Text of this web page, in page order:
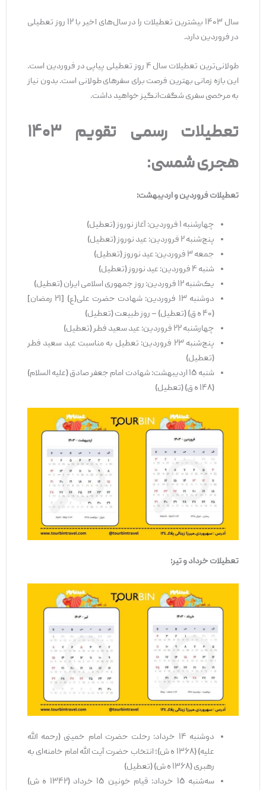
سال ۱۴۰۳ بیشترین تعطیلات را در سال‌های اخیر با ۱۲ روز تعطیلی
در فروردین دارد.
طولانی‌ترین تعطیلات سال ۴ روز تعطیلی پیاپی در فروردین است.
این بازه زمانی بهترین فرصت برای سفرهای طولانی است. بدون نیاز
به مرخصی سفری شگفت‌انگیز خواهید داشت.
تعطیلات رسمی تقویم ۱۴۰۳
هجری شمسی:
تعطیلات فروردین و اردیبهشت:
چهارشنبه ۱ فروردین: آغاز نوروز (تعطیل)
پنج‌شنبه ۲ فروردین: عید نوروز (تعطیل)
جمعه ۳ فروردین: عید نوروز (تعطیل)
شنبه ۴ فروردین: عید نوروز (تعطیل)
یک‌شنبه ۱۲ فروردین: روز جمهوری اسلامی ایران (تعطیل)
دوشنبه ۱۳ فروردین: شهادت حضرت علی(ع) [۲۱ رمضان]
چهارشنبه ۲۲ فروردین: عید سعید فطر (تعطیل)
پنج‌شنبه ۲۳ فروردین: تعطیل به مناسبت عید سعید فطر
(تعطیل)
شنبه ۱۵ اردیبهشت: شهادت امام جعفر صادق (علیه السلام)
تعطیلات خرداد و تیر:
دوشنبه ۱۴ خرداد: رحلت حضرت امام خمینی (رحمه الله
علیه) (۱۳۶۸ ه ش)؛ انتخاب حضرت آیت الله امام خامنه‌ای به
رهبری (۱۳۶۸ ه ش) (تعطیل)
سه‌شنبه ۱۵ خرداد: قیام خونین ۱۵ خرداد (۱۳۴۲ ه ش)